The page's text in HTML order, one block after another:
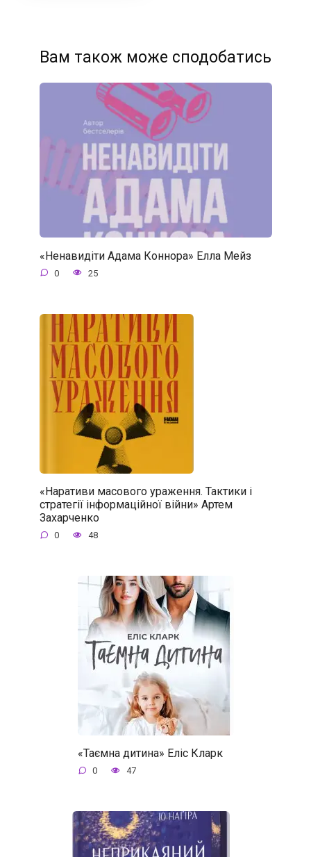
Вам також може сподобатись
«Ненавидіти Адама Коннора» Елла Мейз
0 25
«Наративи масового ураження. Тактики і
стратегії інформаційної війни» Артем
Захарченко
0 48
«Таємна дитина» Еліс Кларк
0 47